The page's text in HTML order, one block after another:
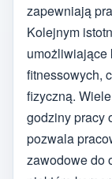
zapewniają
Kolejnym
umożliwiające
fitnessowych,
fizyczną.
godziny pracy
pozwala
zawodowe do